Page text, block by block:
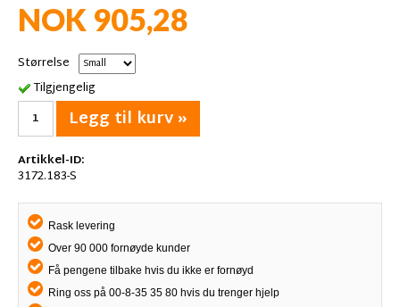
NOK 905,28
Størrelse
Tilgjengelig
Legg til kurv »
Artikkel-ID:
3172.183-S
Rask levering
Over 90 000 fornøyde kunder
Få pengene tilbake hvis du ikke er fornøyd
Ring oss på 00-8-35 35 80 hvis du trenger hjelp